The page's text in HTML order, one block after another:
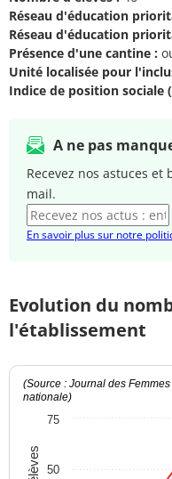
Réseau d'éducation
Réseau d'éducation
Présence d'une cantine :
Unité localisée pour
Indice de position sociale
A ne pas
Recevez nos astuces
mail.
En savoir plus sur notre
Evolution du
l'établissement
(Source : Journal des
nationale)
50
75